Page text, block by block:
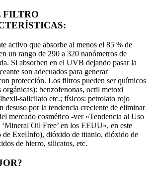
FILTRO
activo que absorbe al menos el 85 % de
un rango de 290 a 320 nanómetros de
Si absorben en el UVB dejando pasar la
son adecuados para generar
protección. Los filtros pueden ser químicos
orgánicas): benzofenonas, octil metoxi
salicilato etc.; físicos: petrolato rojo
desuso por la tendencia creciente de eliminar
mercado cosmético -ver «Tendencia al Uso
Oil Free’ en los EEUU», en este
de ExelInfo), dióxido de titanio, dióxido de
de hierro, silicatos, etc.